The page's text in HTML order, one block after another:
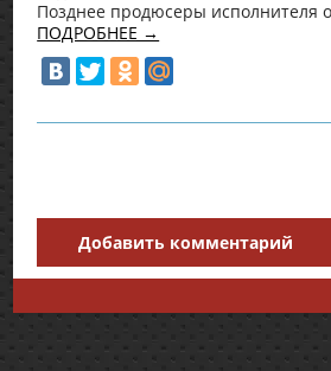
Позднее продюсеры исполнителя
ПОДРОБНЕЕ →
Добавить комментарий